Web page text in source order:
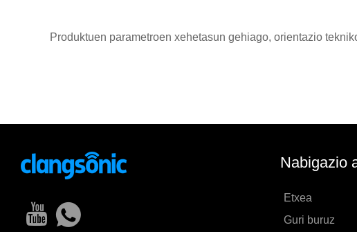
Produktuen parametroen xehetasun gehiago, orientazio
Nabigazio
Etxea
Guri buruz